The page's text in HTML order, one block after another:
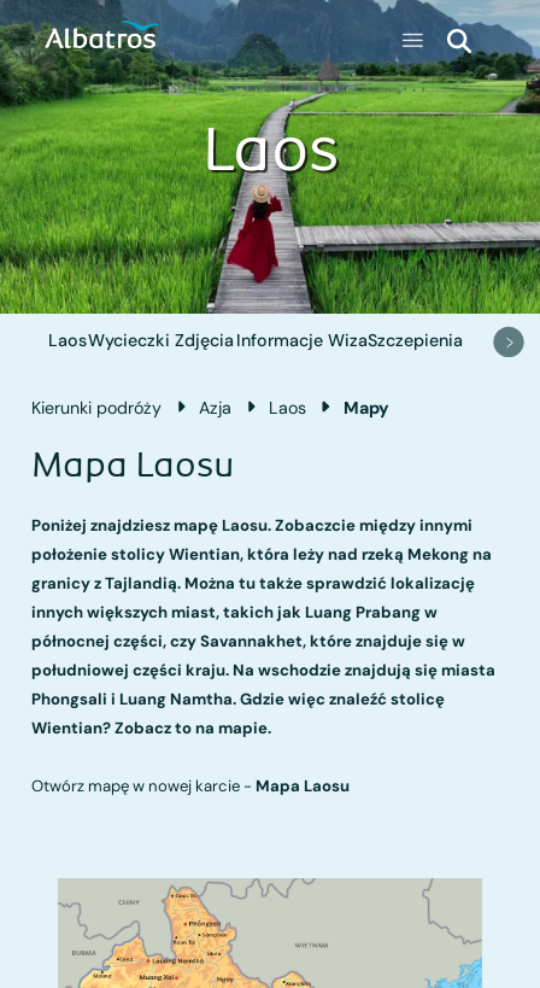
Laos
LaosWycieczki Zdjęcia Informacje WizaSzczepienia
Kierunki podróży Azja Laos Mapy
Mapa Laosu
Poniżej znajdziesz mapę Laosu. Zobaczcie między innymi
położenie stolicy Wientian, która leży nad rzeką Mekong na
granicy z Tajlandią. Można tu także sprawdzić lokalizację
innych większych miast, takich jak Luang Prabang w
północnej części, czy Savannakhet, które znajduje się w
południowej części kraju. Na wschodzie znajdują się miasta
Phongsali i Luang Namtha. Gdzie więc znaleźć stolicę
Wientian? Zobacz to na mapie.
Otwórz mapę w nowej karcie - Mapa Laosu